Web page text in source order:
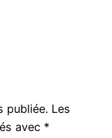
publiée. Les
avec *